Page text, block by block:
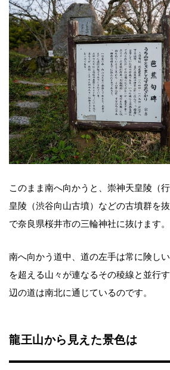
このまま南へ向かうと、崇神天皇陵（
皇陵（渋谷向山古墳）などの古墳群を
で奈良県桜井市の三輪神社に抜けます。
南へ向かう道中、道の左手は常に険し
を超える山々が連なるその稜線と並行
辺の道は南北に通じているのです。
龍王山から見えた景色は